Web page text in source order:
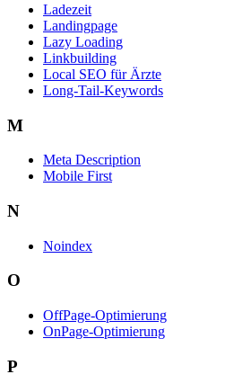
Ladezeit
Landingpage
Lazy Loading
Linkbuilding
Local SEO für Ärzte
Long-Tail-Keywords
M
Meta Description
Mobile First
N
Noindex
O
OffPage-Optimierung
OnPage-Optimierung
P